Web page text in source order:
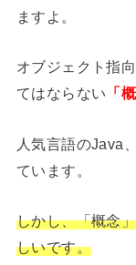
ますよ。
オブジェクト指
てはならない 「
人気言語のJava
ています。
しかし、「概念
しいです。